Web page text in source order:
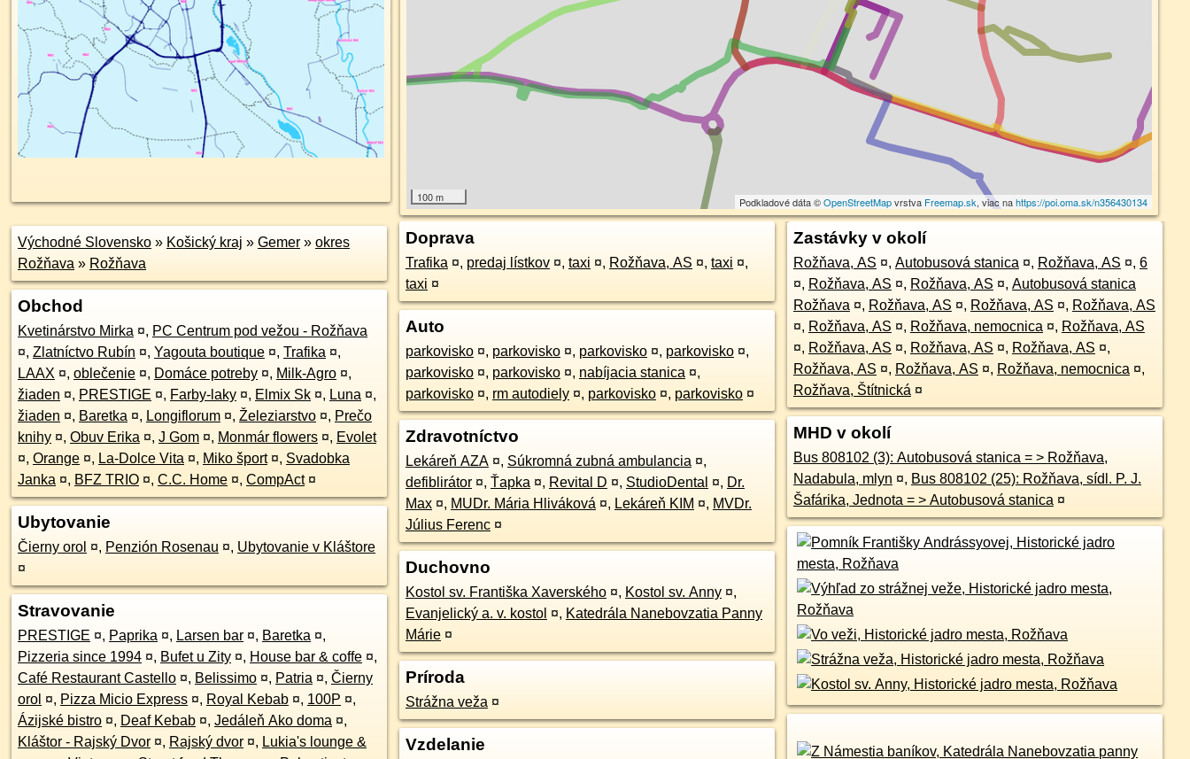
100 m Podkladové dáta ©OpenStreetMapvrstva Freemap.sk, viac nahttps://poi.oma.sk/n356430134
Východné Slovensko » Košický kraj » Gemer » okres
Rožňava » Rožňava
Obchod
Kvetinárstvo Mirka ¤, PC Centrum pod vežou - Rožňava
¤, Zlatníctvo Rubín ¤, Yagouta boutique ¤, Trafika ¤,
LAAX ¤, oblečenie ¤, Domáce potreby ¤, Milk-Agro ¤,
žiaden ¤, PRESTIGE ¤, Farby-laky ¤, Elmix Sk ¤, Luna ¤,
žiaden ¤, Baretka ¤, Longiflorum ¤, Železiarstvo ¤, Prečo
knihy ¤, Obuv Erika ¤, J Gom ¤, Monmár flowers ¤, Evolet
¤, Orange ¤, La-Dolce Vita ¤, Miko šport ¤, Svadobka
Janka ¤, BFZ TRIO ¤, C.C. Home ¤, CompAct ¤
Ubytovanie
Čierny orol ¤, Penzión Rosenau ¤, Ubytovanie v Kláštore
¤
Stravovanie
PRESTIGE ¤, Paprika ¤, Larsen bar ¤, Baretka ¤,
Pizzeria since 1994 ¤, Bufet u Zity ¤, House bar & coffe ¤,
Café Restaurant Castello ¤, Belissimo ¤, Patria ¤, Čierny
orol ¤, Pizza Micio Express ¤, Royal Kebab ¤, 100P ¤,
Ázijské bistro ¤, Deaf Kebab ¤, Jedáleň Ako doma ¤,
Kláštor - Rajský Dvor ¤, Rajský dvor ¤, Lukia's lounge &
Doprava
Trafika ¤, predaj lístkov ¤, taxi ¤, Rožňava, AS ¤, taxi ¤,
taxi ¤
Auto
parkovisko ¤, parkovisko ¤, parkovisko ¤, parkovisko ¤,
parkovisko ¤, parkovisko ¤, nabíjacia stanica ¤,
parkovisko ¤, rm autodiely ¤, parkovisko ¤, parkovisko ¤
Zdravotníctvo
Lekáreň AZA ¤, Súkromná zubná ambulancia ¤,
defiblirátor ¤, Ťapka ¤, Revital D ¤, StudioDental ¤, Dr.
Max ¤, MUDr. Mária Hliváková ¤, Lekáreň KIM ¤, MVDr.
Július Ferenc ¤
Duchovno
Kostol sv. Františka Xaverského ¤, Kostol sv. Anny ¤,
Evanjelický a. v. kostol ¤, Katedrála Nanebovzatia Panny
Márie ¤
Príroda
Strážna veža ¤
Vzdelanie
Zastávky v okolí
Rožňava, AS ¤, Autobusová stanica ¤, Rožňava, AS ¤, 6
¤, Rožňava, AS ¤, Rožňava, AS ¤, Autobusová stanica
Rožňava ¤, Rožňava, AS ¤, Rožňava, AS ¤, Rožňava, AS
¤, Rožňava, AS ¤, Rožňava, nemocnica ¤, Rožňava, AS
¤, Rožňava, AS ¤, Rožňava, AS ¤, Rožňava, AS ¤,
Rožňava, AS ¤, Rožňava, AS ¤, Rožňava, nemocnica ¤,
Rožňava, Štítnická ¤
MHD v okolí
Bus 808102 (3): Autobusová stanica = > Rožňava,
Nadabula, mlyn ¤, Bus 808102 (25): Rožňava, sídl. P. J.
Šafárika, Jednota = > Autobusová stanica ¤